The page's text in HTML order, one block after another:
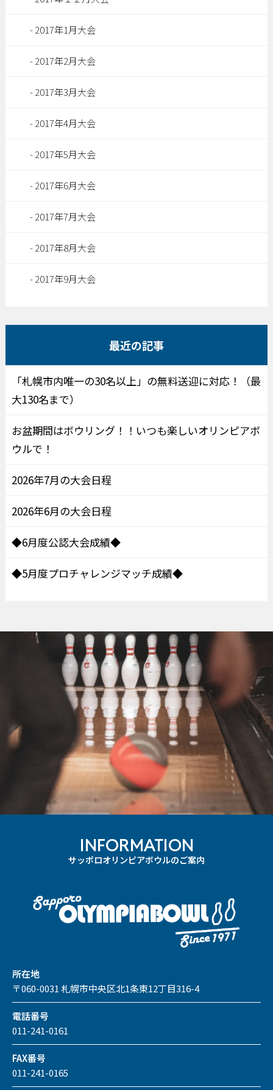
2017年1月大会
2017年2月大会
2017年3月大会
2017年4月大会
2017年5月大会
2017年6月大会
2017年7月大会
2017年8月大会
2017年9月大会
最近の記事
「札幌市内唯一の30名以上」の無料送迎に対応！（最
大130名まで）
お盆期間はボウリング！！いつも楽しいオリンピアボ
ウルで！
2026年7月の大会日程
2026年6月の大会日程
◆6月度公認大会成績◆
◆5月度プロチャレンジマッチ成績◆
INFORMATION
サッポロオリンピアボウルのご案内
所在地
〒060-0031 札幌市中央区北1条東12丁目316-4
電話番号
011-241-0161
FAX番号
011-241-0165